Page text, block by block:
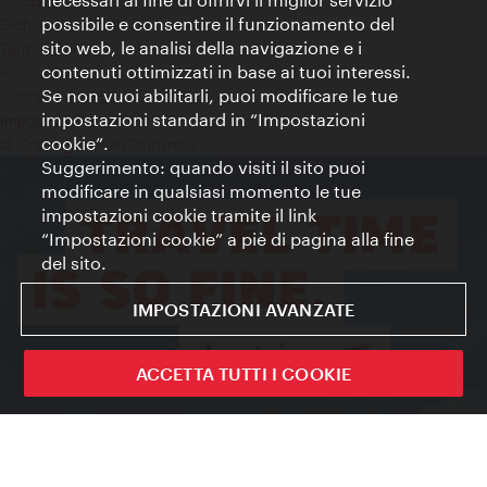
Dichiarazione sulla protezione dei dati
Terms of Use
Accessibilità
Contatto stampa
Impostazioni cookie
© Copyright WienTourismus
possibile e consentire il funzionamento del
sito web, le analisi della navigazione e i
contenuti ottimizzati in base ai tuoi interessi.
Se non vuoi abilitarli, puoi modificare le tue
impostazioni standard in “Impostazioni
cookie”.
Suggerimento: quando visiti il sito puoi
modificare in qualsiasi momento le tue
impostazioni cookie tramite il link
“Impostazioni cookie” a piè di pagina alla fine
del sito.
IMPOSTAZIONI AVANZATE
ACCETTA TUTTI I COOKIE